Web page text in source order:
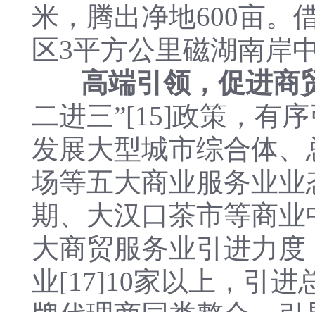
米，腾出净地600亩。
区3平方公里磁湖南岸
高端引领，促进商
二进三”[15]政策，有
发展大型城市综合体
场等五大商业服务业
期、大汉口茶市等商
大商贸服务业引进力
业[17]10家以上，引进